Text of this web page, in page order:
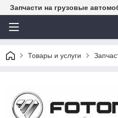
Запчасти на грузовые
Товары и услуги